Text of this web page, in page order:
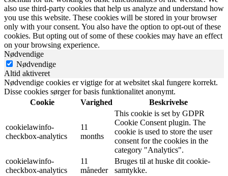
also use third-party cookies that help us analyze and understand how
you use this website. These cookies will be stored in your browser
only with your consent. You also have the option to opt-out of these
cookies. But opting out of some of these cookies may have an effect
on your browsing experience.
Nødvendige
Nødvendige
Altid aktiveret
Nødvendige cookies er vigtige for at websitet skal fungere korrekt.
Disse cookies sørger for basis funktionalitet anonymt.
Cookie
Varighed Beskrivelse
cookielawinfo-
checkbox-analytics
11
months
This cookie is set by GDPR
Cookie Consent plugin. The
cookie is used to store the user
consent for the cookies in the
category "Analytics".
cookielawinfo-
checkbox-analytics
11
måneder
Bruges til at huske dit cookie-
samtykke.